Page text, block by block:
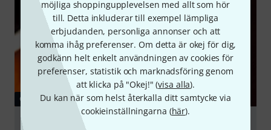
möjliga shoppingupplevelsen med allt som hör
till. Detta inkluderar till exempel lämpliga
erbjudanden, personliga annonser och att
komma ihåg preferenser. Om detta är okej för dig,
godkänn helt enkelt användningen av cookies för
preferenser, statistik och marknadsföring genom
att klicka på "Okej!" (visa alla).
Du kan när som helst återkalla ditt samtycke via
cookieinställningarna (här).
GUIDE
Double Basses